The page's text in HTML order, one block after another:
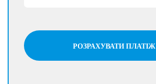
РОЗРАХУВАТИ ПЛАТІЖ